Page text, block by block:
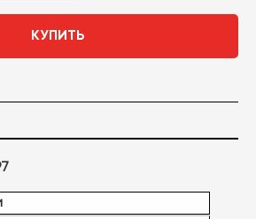
КУПИТЬ